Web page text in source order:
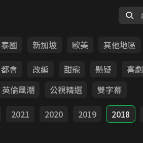
泰國 新加坡 歐美
其他地區
都會 改編 甜寵 懸疑 喜劇
英倫風潮 公視精選
雙字幕
2021 2020 2019 2018